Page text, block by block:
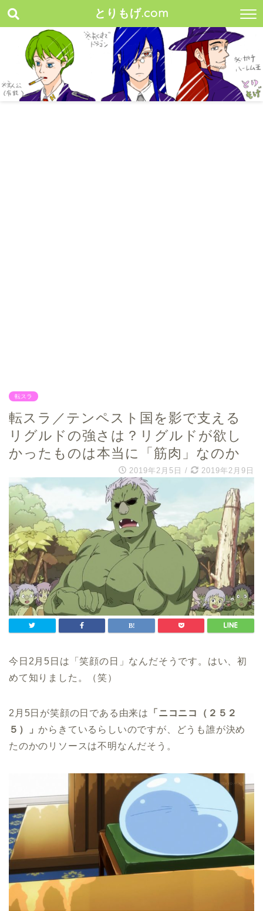
とりもげ.com
転スラ
転スラ／テンペスト国を影で支える
リグルドの強さは？リグルドが欲し
かったものは本当に「筋肉」なのか
2019年2月5日 / 2019年2月9日
今日2月5日は「笑顔の日」なんだそうです。はい、初
めて知りました。（笑）
2月5日が笑顔の日である由来は
「ニコニコ（２５２
５）」からきているらしいのですが、どうも誰が決め
たのかのリソースは不明なんだそう。